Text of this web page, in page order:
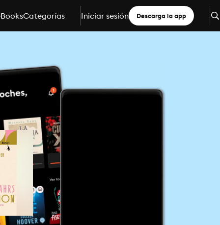
Categorías Iniciar sesión Descarga la app